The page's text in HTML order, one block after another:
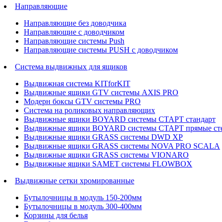
Направляющие
Направляющие без доводчика
Направляющие с доводчиком
Направляющие системы Push
Направляющие системы PUSH с доводчиком
Система выдвижных для ящиков
Выдвижная система KITforKIT
Выдвижные ящики GTV системы AXIS PRO
Модерн боксы GTV системы PRO
Система на роликовых направляющих
Выдвижные ящики BOYARD системы СТАРТ стандарт
Выдвижные ящики BOYARD системы СТАРТ прямые
Выдвижные ящики GRASS системы DWD XP
Выдвижные ящики GRASS системы NOVA PRO SCALA
Выдвижные ящики GRASS системы VIONARO
Выдвижные ящики SAMET системы FLOWBOX
Выдвижные сетки хромированные
Бутылочницы в модуль 150-200мм
Бутылочницы в модуль 300-400мм
Корзины для белья